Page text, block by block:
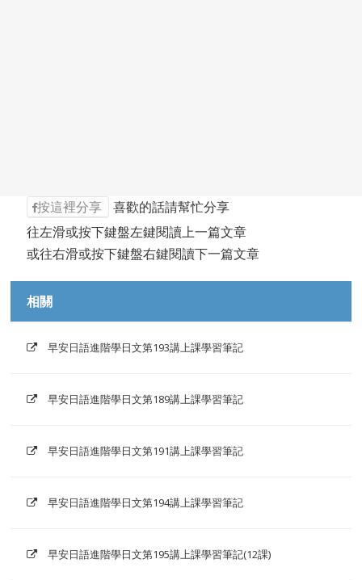
按這裡分享
喜歡的話請幫忙分享
往左滑或按下鍵盤左鍵閱讀上一篇文章
或往右滑或按下鍵盤右鍵閱讀下一篇文章
相關
早安日語進階學日文第193講上課學習筆記
早安日語進階學日文第189講上課學習筆記
早安日語進階學日文第191講上課學習筆記
早安日語進階學日文第194講上課學習筆記
早安日語進階學日文第195講上課學習筆記(12課)